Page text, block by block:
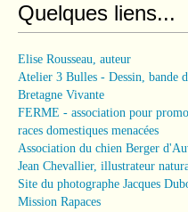
Quelques liens...
Elise Rousseau, auteur
Atelier 3 Bulles - Dessin, bande
Bretagne Vivante
FERME - association pour
races domestiques menacées
Association du chien Berger
Jean Chevallier, illustrateur
Site du photographe Jacques
Mission Rapaces